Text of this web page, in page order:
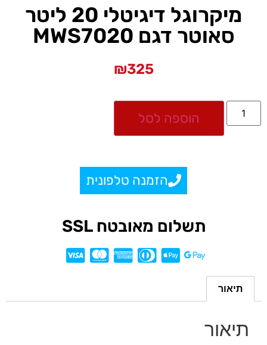
מיקרוגל דיגיטלי 20 ליטר
סאוטר דגם MWS7020
₪325
הוספה לסל
הזמנה טלפונית
תשלום מאובטח SSL
תיאור
תיאור